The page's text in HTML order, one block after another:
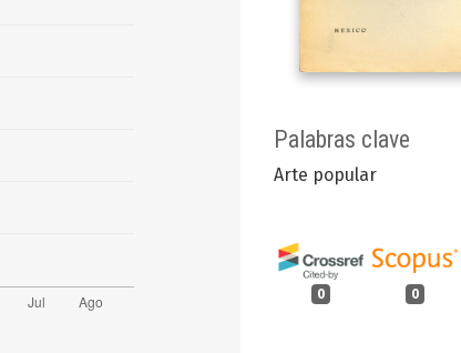
Palabras clave
Arte popular
0 0